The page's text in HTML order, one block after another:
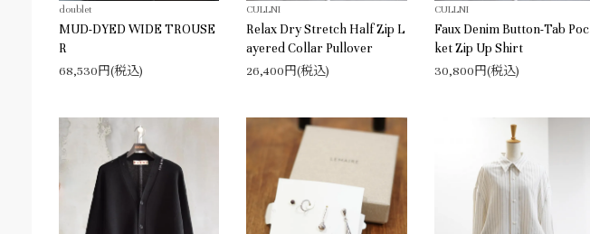
doublet
MUD-DYED WIDE TROUSE
R
68,530円(税込)
CULLNI
Relax Dry Stretch Half Zip L
ayered Collar Pullover
26,400円(税込)
CULLNI
Faux Denim Button-Tab Poc
ket Zip Up Shirt
30,800円(税込)